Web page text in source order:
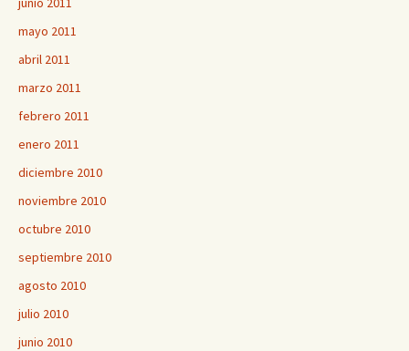
mayo 2011
abril 2011
marzo 2011
febrero 2011
enero 2011
diciembre 2010
noviembre 2010
octubre 2010
septiembre 2010
agosto 2010
julio 2010
junio 2010